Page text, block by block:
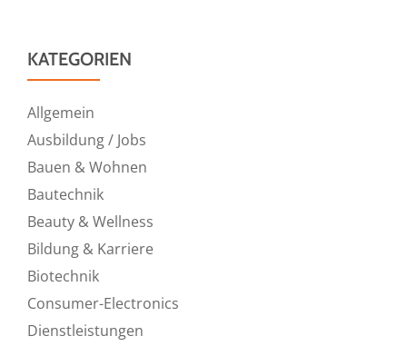
KATEGORIEN
Allgemein
Ausbildung / Jobs
Bauen & Wohnen
Bautechnik
Beauty & Wellness
Bildung & Karriere
Biotechnik
Consumer-Electronics
Dienstleistungen